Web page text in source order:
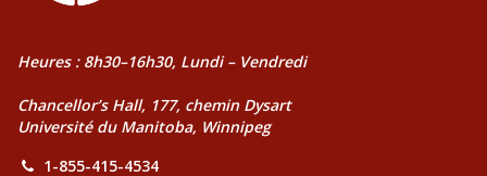
Heures : 8h30–16h30, Lundi – Vendredi
Chancellor’s Hall, 177, chemin Dysart
Université du Manitoba, Winnipeg
1-855-415-4534